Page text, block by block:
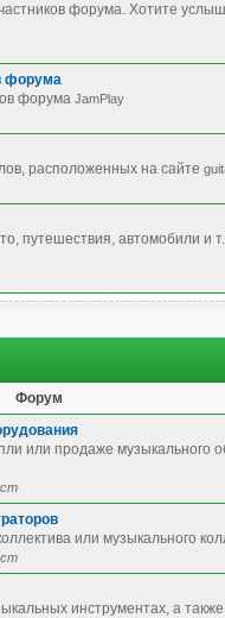
форума. Хотите
форума
форума JamPlay
расположенных на сайте
путешествия, автомобили и
Форум
или продаже музыкального
или музыкального
инструментах, а также